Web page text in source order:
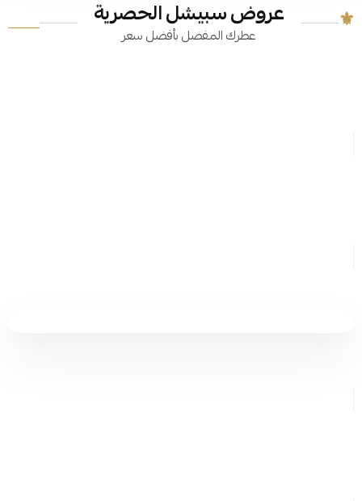
عروض سبيشل الحصرية
عطرك المفضل بأفضل سعر